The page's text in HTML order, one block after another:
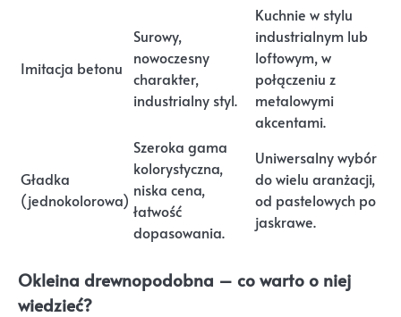
Imitacja betonu
Surowy,
nowoczesny
charakter,
industrialny styl.
Kuchnie w stylu
industrialnym lub
loftowym, w
połączeniu z
metalowymi
akcentami.
Gładka
(jednokolorowa)
Szeroka gama
kolorystyczna,
niska cena,
łatwość
dopasowania.
Uniwersalny wybór
do wielu aranżacji,
od pastelowych po
jaskrawe.
Okleina drewnopodobna – co warto o niej
wiedzieć?